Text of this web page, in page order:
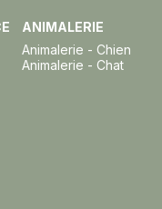
ANIMALERIE
Animalerie - Chien
Animalerie - Chat